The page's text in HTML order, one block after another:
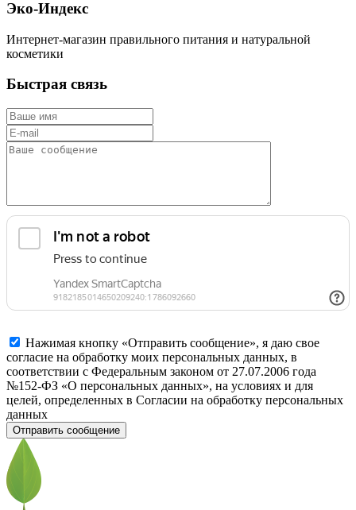
Эко-Индекс
Интернет-магазин правильного питания и натуральной
косметики
Быстрая связь
Нажимая кнопку «Отправить сообщение», я даю свое
согласие на обработку моих персональных данных, в
соответствии с Федеральным законом от 27.07.2006 года
№152-ФЗ «О персональных данных», на условиях и для
целей, определенных в Согласии на обработку персональных
данных